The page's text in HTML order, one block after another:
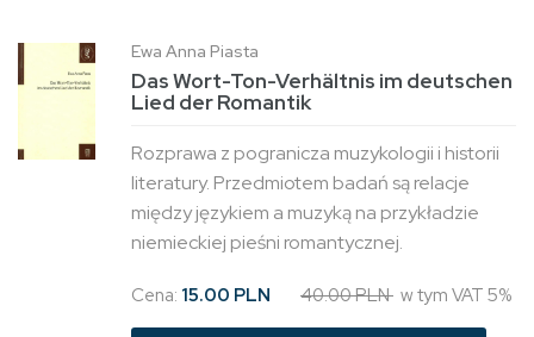
Ewa Anna Piasta
Das Wort-Ton-Verhältnis im deutschen
Lied der Romantik
Rozprawa z pogranicza muzykologii i historii
literatury. Przedmiotem badań są relacje
między językiem a muzyką na przykładzie
niemieckiej pieśni romantycznej.
Cena: 15.00 PLN 40.00 PLN w tym VAT 5%